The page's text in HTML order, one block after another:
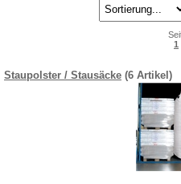
1
Staupolster / Stausäcke (6 Artikel)